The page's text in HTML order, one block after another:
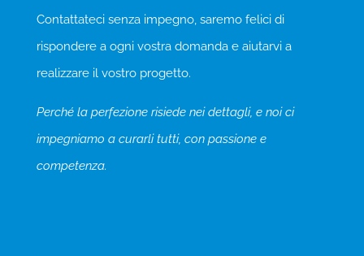
Contattateci senza impegno, saremo felici di
rispondere a ogni vostra domanda e aiutarvi a
realizzare il vostro progetto.
Perché la perfezione risiede nei dettagli, e noi ci
impegniamo a curarli tutti, con passione e
competenza.